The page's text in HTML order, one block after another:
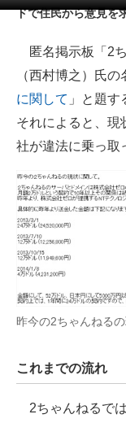
メディア
ITの今と未来を見
スマホと通信の最
進化するPCとデバ
好きが集まる 比べ
ビジネスと働き方
AI活用のいまが分か
企業ITのトレンドを
経営リーダーのコ
ITエンジニア向け
ドで住民から意見を
匿名掲示板「2
（西村博之）氏の
に関して 」と題
それによると、現
社が違法に乗っ取
昨今の2ちゃんねる
これまでの流れ
2ちゃんねるで